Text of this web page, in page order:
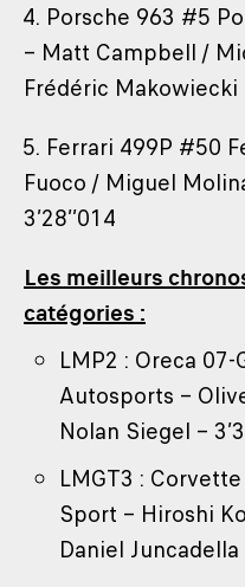
4. Porsche 963 #5
– Matt Campbell /
Frédéric Makowiecki
5. Ferrari 499P #50
Fuoco / Miguel
3’28’’014
Les meilleurs
catégories :
LMP2 : Oreca
Autosports –
Nolan Siegel –
LMGT3 :
Sport – Hiroshi
Daniel Juncadella